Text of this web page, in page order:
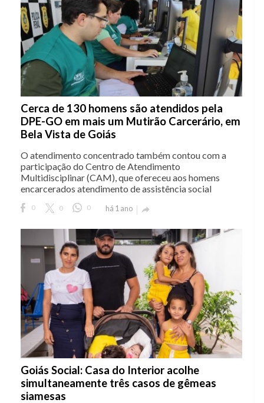
Cerca de 130 homens são atendidos pela
DPE-GO em mais um Mutirão Carcerário, em
Bela Vista de Goiás
O atendimento concentrado também contou com a
participação do Centro de Atendimento
Multidisciplinar (CAM), que ofereceu aos homens
encarcerados atendimento de assistência social
0 0 0 há 1 ano 
Goiás Social: Casa do Interior acolhe
simultaneamente três casos de gêmeas
siamesas